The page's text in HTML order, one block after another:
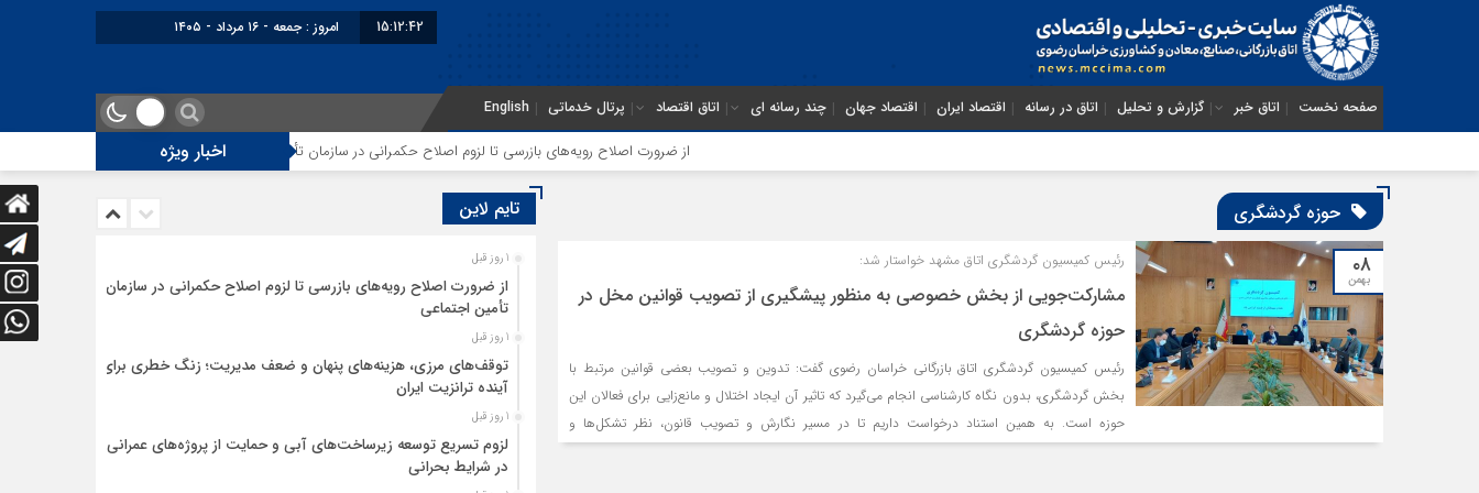
15:12:42 امروز : جمعه - ۱۶ مرداد - ۱۴۰۵
صفحه نخست اتاق خبر گزارش و تحلیل اتاق در رسانه اقتصاد ایران اقتصاد جهان چند رسانه ای اتاق اقتصاد پرتال خدماتی English
اخبار ویژه از ضرورت اصلاح رویه‌های بازرسی تا لزوم اصلاح حکمرانی در سازمان تأمین اجتماعی توقف‌های مرزی، هزینه‌های
حوزه گردشگری
۰۸
بهمن
رئیس کمیسیون گردشگری اتاق مشهد خواستار شد:
مشارکت‌جویی از بخش خصوصی به منظور پیشگیری از تصویب قوانین مخل در
حوزه گردشگری
رئیس کمیسیون گردشگری اتاق بازرگانی خراسان رضوی گفت: تدوین و تصویب بعضی قوانین مرتبط با
بخش گردشگری، بدون نگاه کارشناسی انجام می‌گیرد که تاثیر آن ایجاد اختلال و مانع‌زایی برای فعالان این
حوزه است. به همین استناد درخواست داریم تا در مسیر نگارش و تصویب قانون، نظر تشکل‌ها و
صاحبنظران این حوزه اخذ و ظرفیت‌ حضور نماینده بخش خصوصی در ساختارهای تصمیم‌ساز فراهم شود.
تایم لاین
1 روز قبل
از ضرورت اصلاح رویه‌های بازرسی تا لزوم اصلاح حکمرانی در سازمان
تأمین اجتماعی
1 روز قبل
توقف‌های مرزی، هزینه‌های پنهان و ضعف مدیریت؛ زنگ خطری برای
آینده ترانزیت ایران
1 روز قبل
لزوم تسریع توسعه زیرساخت‌های آبی و حمایت از پروژه‌های عمرانی
در شرایط بحرانی